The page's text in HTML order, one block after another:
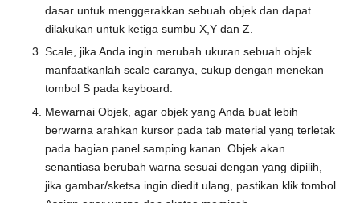
dasar untuk menggerakkan sebuah objek dan dapat
dilakukan untuk ketiga sumbu X,Y dan Z.
Scale, jika Anda ingin merubah ukuran sebuah objek
manfaatkanlah scale caranya, cukup dengan menekan
tombol S pada keyboard.
Mewarnai Objek, agar objek yang Anda buat lebih
berwarna arahkan kursor pada tab material yang terletak
pada bagian panel samping kanan. Objek akan
senantiasa berubah warna sesuai dengan yang dipilih,
jika gambar/sketsa ingin diedit ulang, pastikan klik tombol